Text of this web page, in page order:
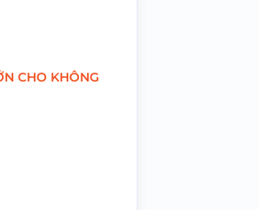
CHO KHÔNG